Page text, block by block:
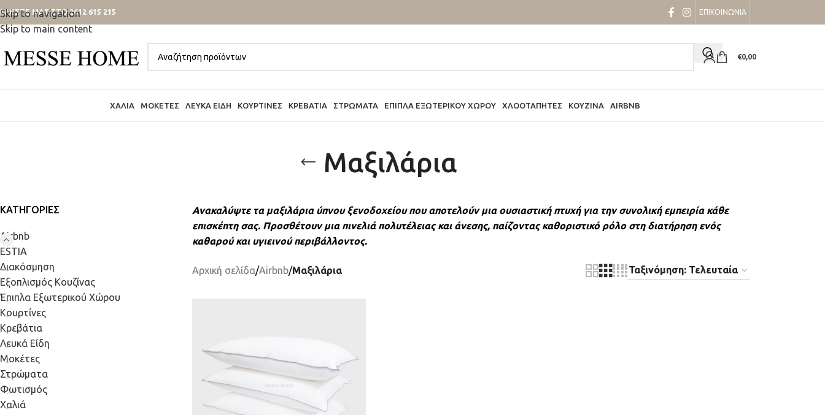
Skip to navigation
Skip to main content
ΜΑΣ ΣΤΟ 2612 615 215 ΕΠΙΚΟΙΝΩΝΙΑ
€0,00
ΧΑΛΙΆ ΜΟΚΈΤΕΣ ΛΕΥΚΆ ΕΊΔΗ ΚΟΥΡΤΊΝΕΣ ΚΡΕΒΆΤΙΑ ΣΤΡΏΜΑΤΑ ΈΠΙΠΛΑ ΕΞΩΤΕΡΙΚΟΎ ΧΏΡΟΥ ΧΛΟΟΤΆΠΗΤΕΣ ΚΟΥΖΊΝΑ AIRBNB
Μαξιλάρια
ΚΑΤΗΓΟΡΊΕΣ
Airbnb
ESTIA
Διακόσμηση
Εξοπλισμός Κουζίνας
Έπιπλα Εξωτερικού Χώρου
Κουρτίνες
Κρεβάτια
Λευκά Είδη
Μοκέτες
Στρώματα
Φωτισμός
Χαλιά
Ανακαλύψτε τα μαξιλάρια ύπνου ξενοδοχείου που αποτελούν μια ουσιαστική πτυχή για την συνολική εμπειρία κάθε
επισκέπτη σας. Προσθέτουν μια πινελιά πολυτέλειας και άνεσης, παίζοντας καθοριστικό ρόλο στη διατήρηση ενός
καθαρού και υγιεινού περιβάλλοντος.
Αρχική σελίδα/Airbnb/Μαξιλάρια